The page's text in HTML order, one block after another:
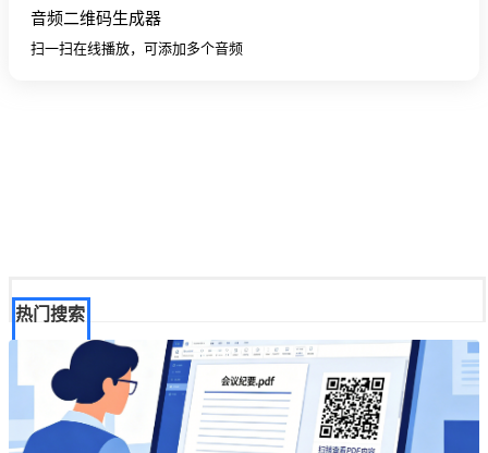
音频二维码生成器
扫一扫在线播放，可添加多个音频
热门搜索